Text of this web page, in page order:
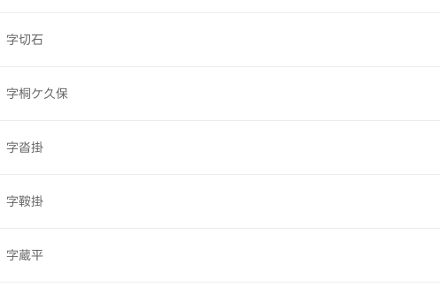
字切石
字桐ケ久保
字沓掛
字鞍掛
字蔵平